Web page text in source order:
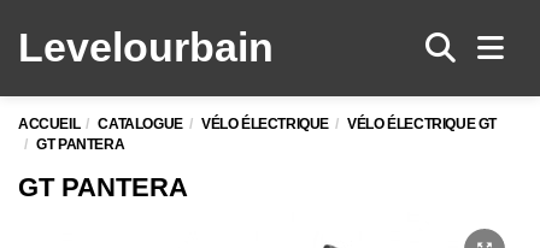
Levelourbain
ACCUEIL CATALOGUE VÉLO ÉLECTRIQUE
VÉLO ÉLECTRIQUE GT
GT PANTERA
GT PANTERA